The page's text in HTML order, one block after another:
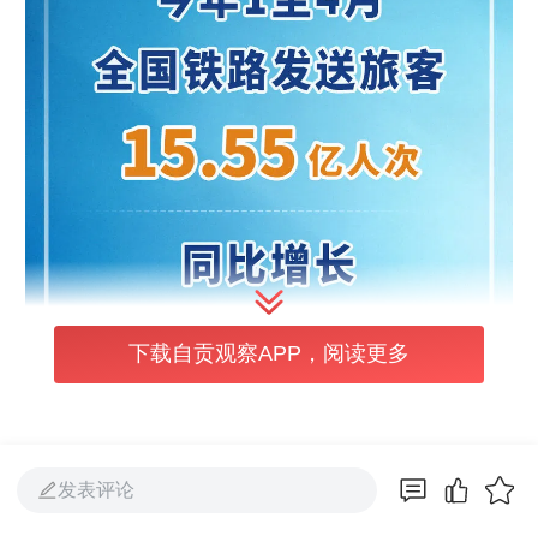
下载自贡观察APP，阅读更多
发表评论